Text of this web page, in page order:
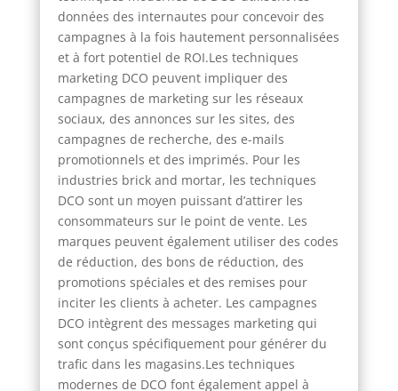
données des internautes pour concevoir des
campagnes à la fois hautement personnalisées
et à fort potentiel de ROI.Les techniques
marketing DCO peuvent impliquer des
campagnes de marketing sur les réseaux
sociaux, des annonces sur les sites, des
campagnes de recherche, des e-mails
promotionnels et des imprimés. Pour les
industries brick and mortar, les techniques
DCO sont un moyen puissant d’attirer les
consommateurs sur le point de vente. Les
marques peuvent également utiliser des codes
de réduction, des bons de réduction, des
promotions spéciales et des remises pour
inciter les clients à acheter. Les campagnes
DCO intègrent des messages marketing qui
sont conçus spécifiquement pour générer du
trafic dans les magasins.Les techniques
modernes de DCO font également appel à